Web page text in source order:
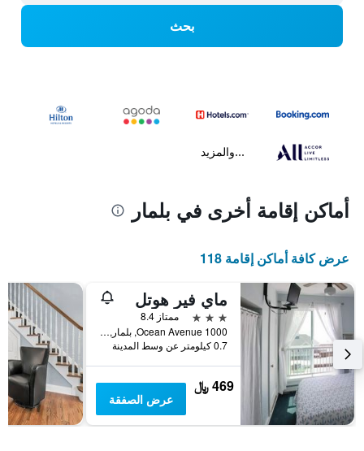
بحث
...والمزيد
أماكن إقامة أخرى في بلمار
عرض كافة أماكن إقامة 118
ماي فير هوتل
3 نجوم
ممتاز 8.4
1000 Ocean Avenue, بلمار, NJ, الولايات المتحدة الأميريكية
0.7 كيلومتر عن وسط المدينة
469 ﷼
عرض الصفقة